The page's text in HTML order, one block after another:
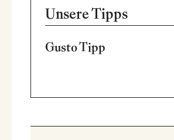
Unsere Tipps
Gusto Tipp